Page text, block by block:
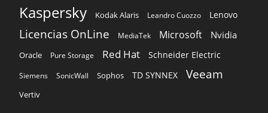
Kaspersky Kodak Alaris Leandro Cuozzo Lenovo
Licencias OnLine MediaTek Microsoft Nvidia
Oracle Pure Storage Red Hat Schneider Electric
Siemens SonicWall Sophos TD SYNNEX Veeam
Vertiv